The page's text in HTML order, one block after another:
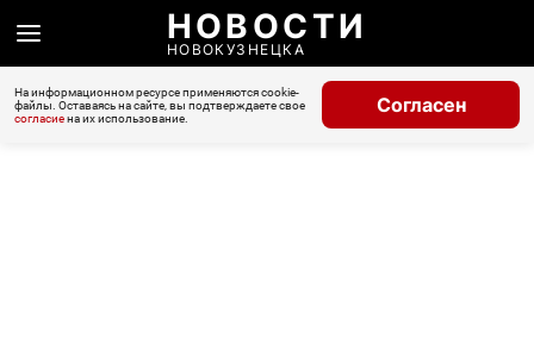
НОВОСТИ
НОВОКУЗНЕЦКА
На информационном ресурсе применяются cookie-
файлы. Оставаясь на сайте, вы подтверждаете свое
согласиена их использование.
Согласен